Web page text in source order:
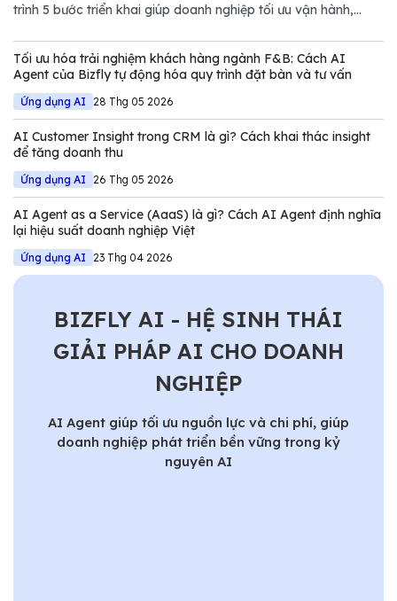
trình 5 bước triển khai giúp doanh nghiệp tối ưu vận hành,
đầy biến động.
Tối ưu hóa trải nghiệm khách hàng ngành F&B: Cách AI
Agent của Bizfly tự động hóa quy trình đặt bàn và tư vấn
Ứng dụng AI 28 Thg 05 2026
AI Customer Insight trong CRM là gì? Cách khai thác insight
để tăng doanh thu
Ứng dụng AI 26 Thg 05 2026
AI Agent as a Service (AaaS) là gì? Cách AI Agent định nghĩa
lại hiệu suất doanh nghiệp Việt
Ứng dụng AI 23 Thg 04 2026
BIZFLY AI - HỆ SINH THÁI
GIẢI PHÁP AI CHO DOANH
NGHIỆP
AI Agent giúp tối ưu nguồn lực và chi phí, giúp
doanh nghiệp phát triển bền vững trong kỷ
nguyên AI